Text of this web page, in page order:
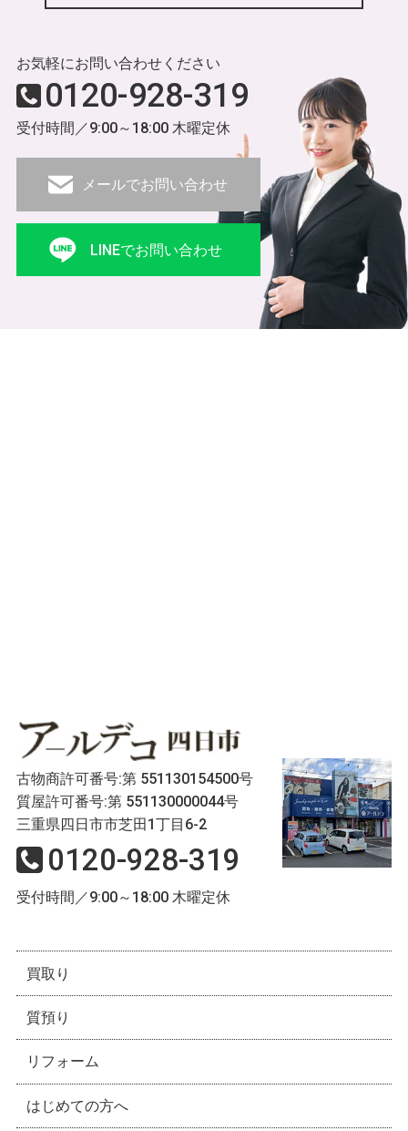
お気軽にお問い合わせください
0120-928-319
受付時間／9:00～18:00 木曜定休
メールでお問い合わせ
LINEでお問い合わせ
古物商許可番号:第 551130154500号
質屋許可番号:第 551130000044号
三重県四日市市芝田1丁目6-2
0120-928-319
受付時間／9:00～18:00 木曜定休
買取り
質預り
リフォーム
はじめての方へ